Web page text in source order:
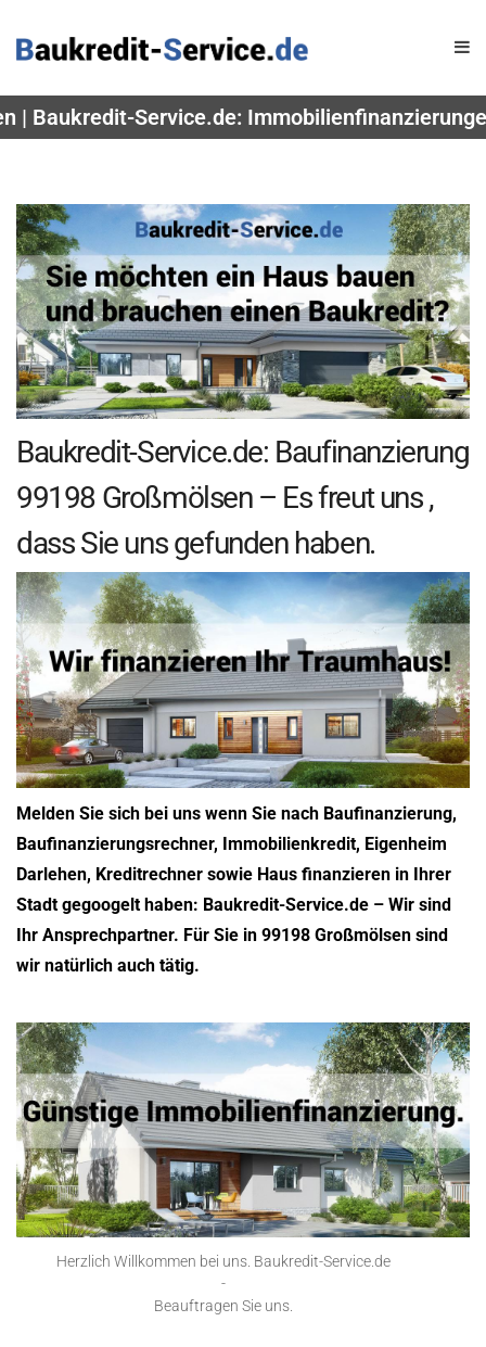
| Baukredit-Service.de:
Baukredit-Service.de: Baufinanzierung
99198 Großmölsen – Es freut uns ,
dass Sie uns gefunden haben.
Melden Sie sich bei uns wenn Sie nach Baufinanzierung,
Baufinanzierungsrechner, Immobilienkredit, Eigenheim
Darlehen, Kreditrechner sowie Haus finanzieren in Ihrer
Stadt gegoogelt haben: Baukredit-Service.de – Wir sind
Ihr Ansprechpartner. Für Sie in 99198 Großmölsen sind
wir natürlich auch tätig.
Herzlich Willkommen bei uns. Baukredit-Service.de
-
Beauftragen Sie uns.